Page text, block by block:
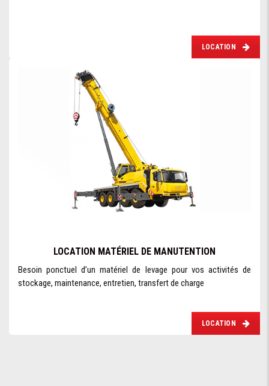
LOCATION
LOCATION MATÉRIEL DE MANUTENTION
Besoin ponctuel d’un matériel de levage pour vos activités de
stockage, maintenance, entretien, transfert de charge
LOCATION